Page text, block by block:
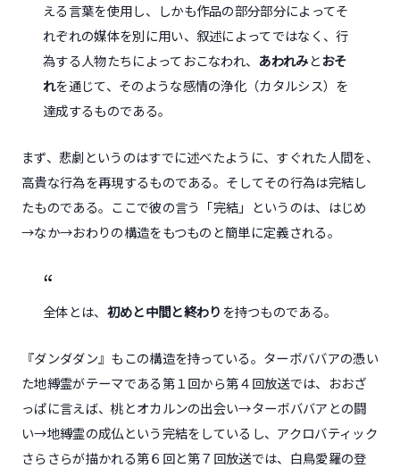
える言葉を使用し、しかも作品の部分部分によってそ
れぞれの媒体を別に用い、叙述によってではなく、行
為する人物たちによっておこなわれ、 あわれみとおそ
れを通じて、そのような感情の浄化（カタルシス）を
達成するものである。
まず、悲劇というのはすでに述べたように、すぐれた人間を、
高貴な行為を再現するものである。そしてその行為は完結し
たものである。ここで彼の言う「完結」というのは、はじめ
→なか→おわりの構造をもつものと簡単に定義される。
全体とは、 初めと中間と終わり を持つものである。
『ダンダダン』もこの構造を持っている。ターボババアの憑い
た地縛霊がテーマである第１回から第４回放送では、おおざ
っぱに言えば、桃とオカルンの出会い→ターボババアとの闘
い→地縛霊の成仏という完結をしているし、アクロバティック
さらさらが描かれる第６回と第７回放送では、白鳥愛羅の登